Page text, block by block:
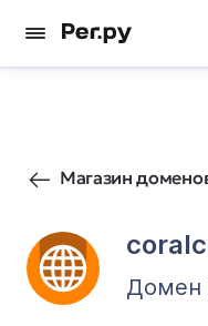
Магазин
Домен